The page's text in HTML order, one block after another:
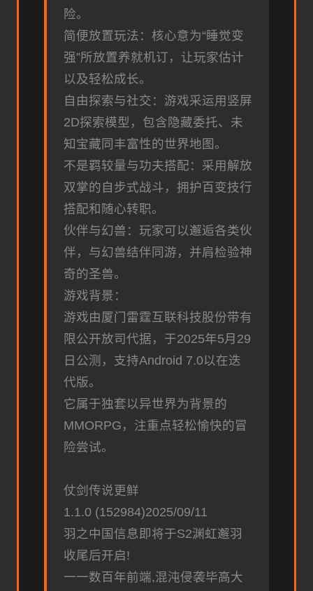
险。
简便放置玩法：核心意为“睡觉变
强”所放置养就机订，让玩家估计
以及轻松成长。
自由探索与社交：游戏采运用竖屏
2D探索模型，包含隐藏委托、未
知宝藏同丰富性的世界地图。
不是羁较量与功夫搭配：采用解放
双掌的自步式战斗，拥护百变技行
搭配和随心转职。
伙伴与幻兽：玩家可以邂逅各类伙
伴，与幻兽结伴同游，并肩检验神
奇的圣兽。
游戏背景：
游戏由厦门雷霆互联科技股份带有
限公开放司代据，于2025年5月29
日公测，支持Android 7.0以在迭
代版。
它属于独套以异世界为背景的
MMORPG，注重点轻松愉快的冒
险尝试。
仗剑传说更鲜
1.1.0 (152984)2025/09/11
羽之中国信息即将于S2渊虹邂羽
收尾后开启!
一一数百年前端,混沌侵袭毕高大